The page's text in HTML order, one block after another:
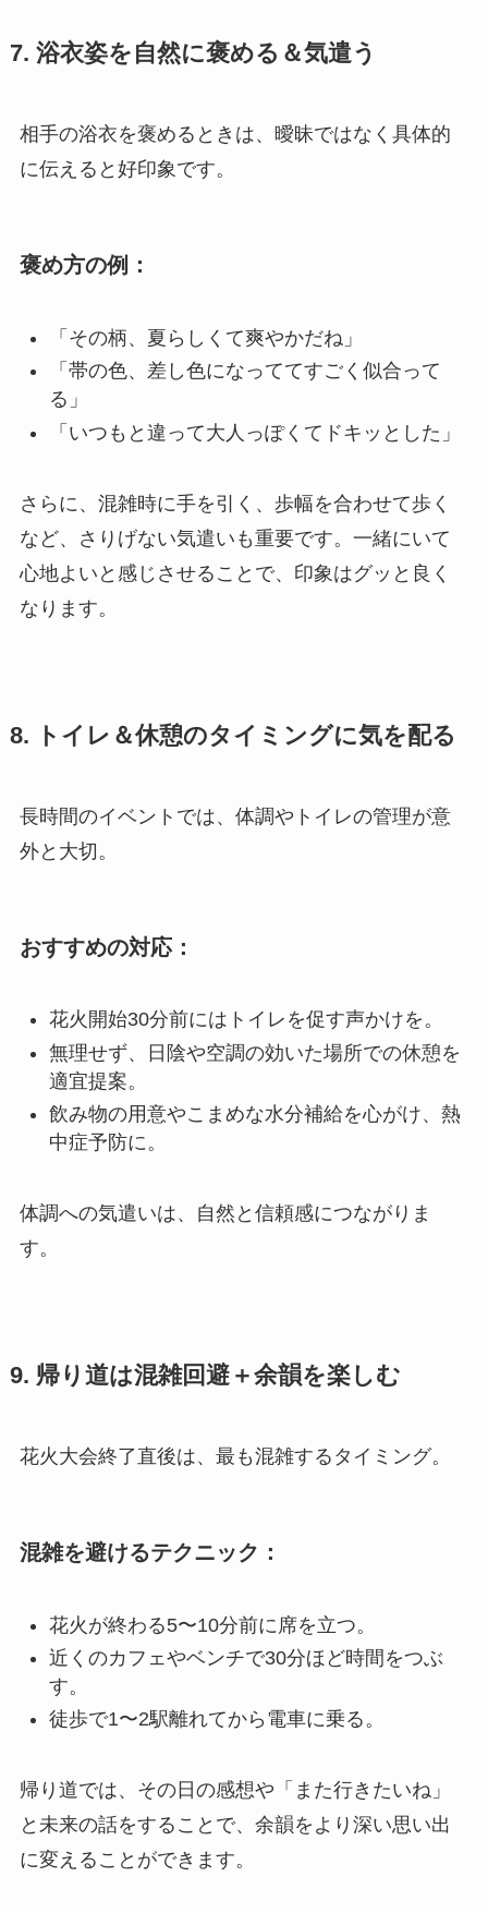
7. 浴衣姿を自然に褒める＆気遣う
相手の浴衣を褒めるときは、曖昧ではなく具体的
に伝えると好印象です。
褒め方の例：
「その柄、夏らしくて爽やかだね」
「帯の色、差し色になっててすごく似合って
る」
「いつもと違って大人っぽくてドキッとした」
さらに、混雑時に手を引く、歩幅を合わせて歩く
など、さりげない気遣いも重要です。一緒にいて
心地よいと感じさせることで、印象はグッと良く
なります。
8. トイレ＆休憩のタイミングに気を配る
長時間のイベントでは、体調やトイレの管理が意
外と大切。
おすすめの対応：
花火開始30分前にはトイレを促す声かけを。
無理せず、日陰や空調の効いた場所での休憩を
適宜提案。
飲み物の用意やこまめな水分補給を心がけ、熱
中症予防に。
体調への気遣いは、自然と信頼感につながりま
す。
9. 帰り道は混雑回避＋余韻を楽しむ
花火大会終了直後は、最も混雑するタイミング。
混雑を避けるテクニック：
花火が終わる5〜10分前に席を立つ。
近くのカフェやベンチで30分ほど時間をつぶ
す。
徒歩で1〜2駅離れてから電車に乗る。
帰り道では、その日の感想や「また行きたいね」
と未来の話をすることで、余韻をより深い思い出
に変えることができます。